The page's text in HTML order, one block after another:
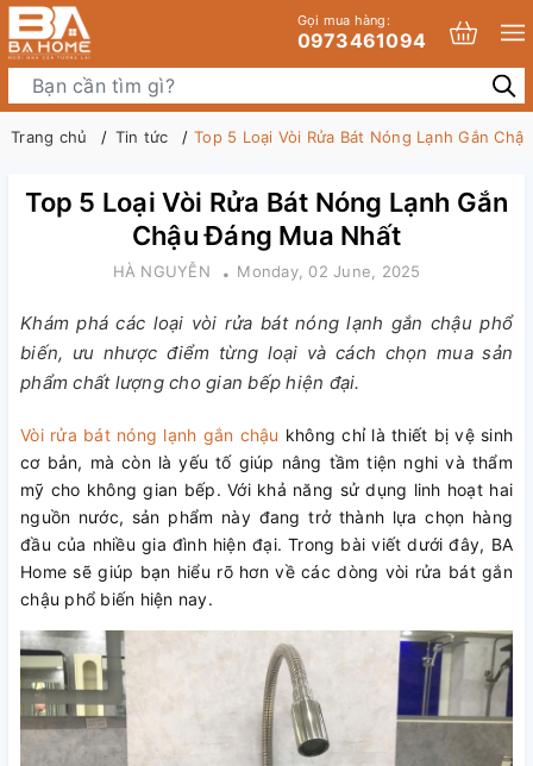
Gọi mua hàng:
0973461094
Trang chủ Tin tức Top 5 Loại Vòi Rửa Bát Nóng Lạnh Gắn
Top 5 Loại Vòi Rửa Bát Nóng Lạnh Gắn
Chậu Đáng Mua Nhất
HÀ NGUYỄN Monday, 02 June, 2025
Khám phá các loại vòi rửa bát nóng lạnh gắn chậu phổ
biến, ưu nhược điểm từng loại và cách chọn mua sản
phẩm chất lượng cho gian bếp hiện đại.
Vòi rửa bát nóng lạnh gắn chậu không chỉ là thiết bị vệ sinh
cơ bản, mà còn là yếu tố giúp nâng tầm tiện nghi và thẩm
mỹ cho không gian bếp. Với khả năng sử dụng linh hoạt hai
nguồn nước, sản phẩm này đang trở thành lựa chọn hàng
đầu của nhiều gia đình hiện đại. Trong bài viết dưới đây, BA
Home sẽ giúp bạn hiểu rõ hơn về các dòng vòi rửa bát gắn
chậu phổ biến hiện nay.